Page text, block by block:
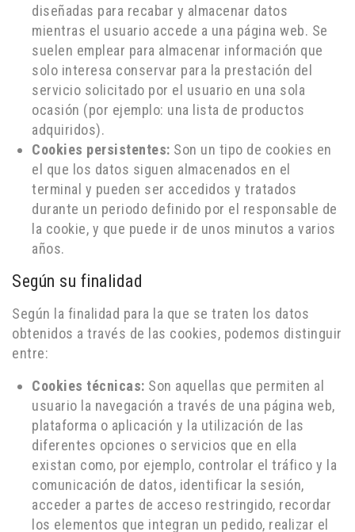
diseñadas para recabar y almacenar datos
mientras el usuario accede a una página web. Se
suelen emplear para almacenar información que
solo interesa conservar para la prestación del
servicio solicitado por el usuario en una sola
ocasión (por ejemplo: una lista de productos
adquiridos).
Cookies persistentes: Son un tipo de cookies en
el que los datos siguen almacenados en el
terminal y pueden ser accedidos y tratados
durante un periodo definido por el responsable de
la cookie, y que puede ir de unos minutos a varios
años.
Según su finalidad
Según la finalidad para la que se traten los datos
obtenidos a través de las cookies, podemos distinguir
entre:
Cookies técnicas: Son aquellas que permiten al
usuario la navegación a través de una página web,
plataforma o aplicación y la utilización de las
diferentes opciones o servicios que en ella
existan como, por ejemplo, controlar el tráfico y la
comunicación de datos, identificar la sesión,
acceder a partes de acceso restringido, recordar
los elementos que integran un pedido, realizar el